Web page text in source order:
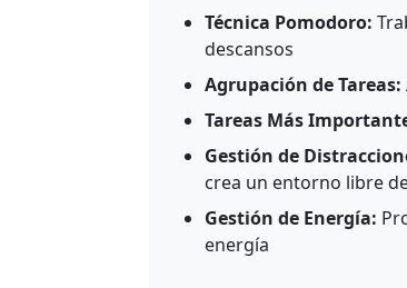
Técnica Pomodoro:
descansos
Agrupación de Tareas:
Tareas Más
Gestión de
crea un entorno libre
Gestión de Energía:
energía